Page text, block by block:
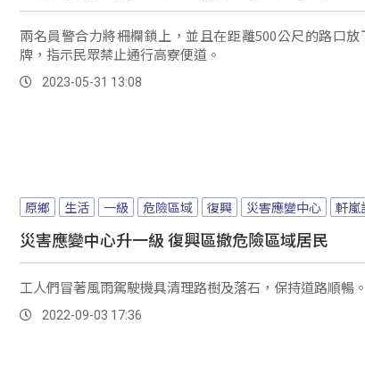
兩名員警合力將柵欄鎖上，並且在距離500公尺的路口
牌，指示民眾禁止通行高寮便道。
2023-05-31 13:08
原鄉 生活 一級 危險區域 復興 災害應變中心 軒嵐
災害應變中心升一級 復興區撤危險區域居民
工人們冒著風雨駕駛機具清理路樹及落石，保持道路順暢。
2022-09-03 17:36